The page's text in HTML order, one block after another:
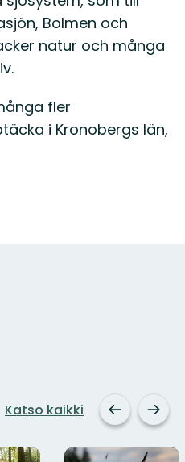
Bolmen och
natur och många
fler
i Kronobergs län,
Katso kaikki